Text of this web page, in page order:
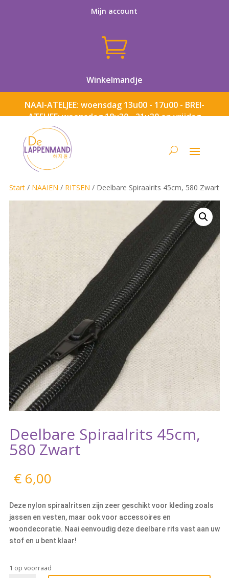
Mijn account

Winkelmandje
NAAI-ATELJEE: woensdag 13u00 - 17u00 - BREI-
ATELJEE: woensdag 18u30 - 21u30 en vrijdag
Start/ NAAIEN / RITSEN / Deelbare Spiraalrits 45cm, 580 Zwart
Deelbare Spiraalrits 45cm,
580 Zwart
€6,00
Deze nylon spiraalritsen zijn zeer geschikt voor kleding zoals
jassen en vesten, maar ook voor accessoires en
woondecoratie. Naai eenvoudig deze deelbare rits vast aan uw
stof en u bent klaar!
1 op voorraad